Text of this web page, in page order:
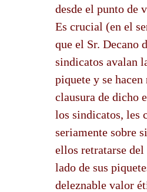
desde el punto de
Es crucial (en el
que el Sr. Decano
sindicatos avalan
piquete y se hacen
clausura de dicho
los sindicatos, les
seriamente sobre
ellos retratarse
lado de sus
deleznable valor